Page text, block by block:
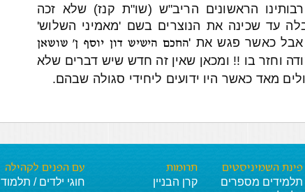
הראשונים הריב"ש (שו"ת קנז) שלא זכה
עד שכינה את הנוצרים בשם 'מאמיני השלוש'
אבל כאשר פגש את 'החכם הישיש דון יוסף ן' שושאן
וחזר בו !! ומכאן שאין זה חדש שיש דברים שלא
מאד כאשר היו ידועים ליחידי סגולה שבהם.
פינת השמיניסטים
תלמידים מספרים
תרומות
קרן הבניין
עם הפנים לקהילה
חוגי ילדים / תלמוד